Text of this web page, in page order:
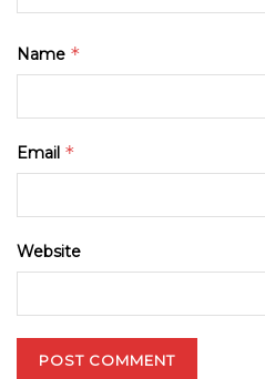
Name *
Email *
Website